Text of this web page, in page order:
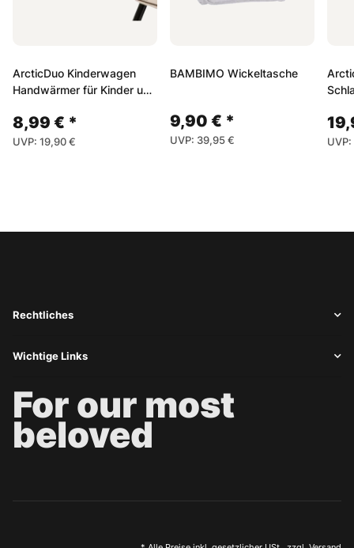
ArcticDuo Kinderwagen
Handwärmer für Kinder und
8,99 € *
UVP: 19,90 €
BAMBIMO Wickeltasche
9,90 € *
UVP: 39,95 € UVP:
Rechtliches
Wichtige Links
For our most
beloved